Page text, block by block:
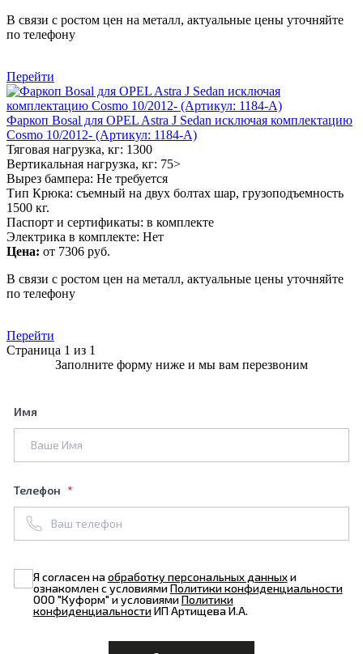
В связи с ростом цен на металл, актуальные цены уточняйте
по телефону
Перейти
Фаркоп Bosal для OPEL Astra J Sedan исключая комплектацию
Cosmo 10/2012- (Артикул: 1184-A)
Тяговая нагрузка, кг: 1300
Вертикальная нагрузка, кг: 75>
Вырез бампера: Не требуется
Тип Крюка: съемный на двух болтах шар, грузоподъемность
1500 кг.
Паспорт и сертификаты: в комплекте
Электрика в комплекте: Нет
Цена: от 7306 руб.
В связи с ростом цен на металл, актуальные цены уточняйте
по телефону
Перейти
Страница 1 из 1
Заполните форму ниже и мы вам перезвоним
Имя
Телефон
Я согласен наобработку персональных данныхи
ознакомлен с условиямиПолитики конфиденциальности
ООО "Куформ" и условиямиПолитики
конфиденциальностиИП Артищева И.А.